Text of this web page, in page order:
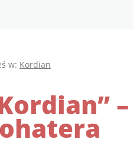
w: Kordian